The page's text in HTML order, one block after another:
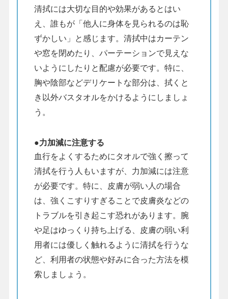
清拭には大切な目的や効果があるとはい
え、誰もが「他人に身体を見られるのは恥
ずかしい」と感じます。清拭中はカーテン
や窓を閉めたり、パーテーションで見えな
いようにしたりと配慮が必要です。特に、
胸や陰部などデリケートな部分は、拭くと
き以外バスタオルをかけるようにしましょ
う。
●力加減に注意する
血行をよくするためにタオルで強く擦って
清拭を行う人もいますが、力加減には注意
が必要です。特に、皮膚が弱い人の場合
は、強くこすりすぎることで皮膚炎などの
トラブルを引き起こす恐れがあります。腕
や足はゆっくり持ち上げる、皮膚の弱い利
用者には優しく触れるように清拭を行うな
ど、利用者の状態や好みに合った方法を模
索しましょう。